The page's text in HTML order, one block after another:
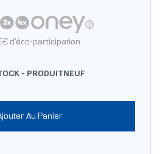
d'éco-participation
- PRODUITNEUF
Au Panier